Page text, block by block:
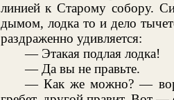
линией к Старому собору.
дымом, лодка то и дело
раздраженно удивляется:
— Этакая подлая лодка!
— Да вы не правьте.
— Как же можно? —